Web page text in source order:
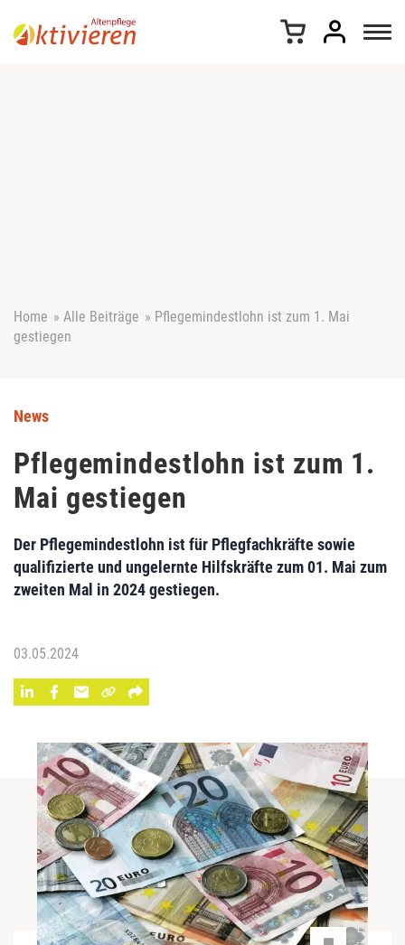
Home » Alle Beiträge » Pflegemindestlohn ist zum 1. Mai
gestiegen
News
Pflegemindestlohn ist zum 1.
Mai gestiegen
Der Pflegemindestlohn ist für Pflegfachkräfte sowie
qualifizierte und ungelernte Hilfskräfte zum 01. Mai zum
zweiten Mal in 2024 gestiegen.
03.05.2024